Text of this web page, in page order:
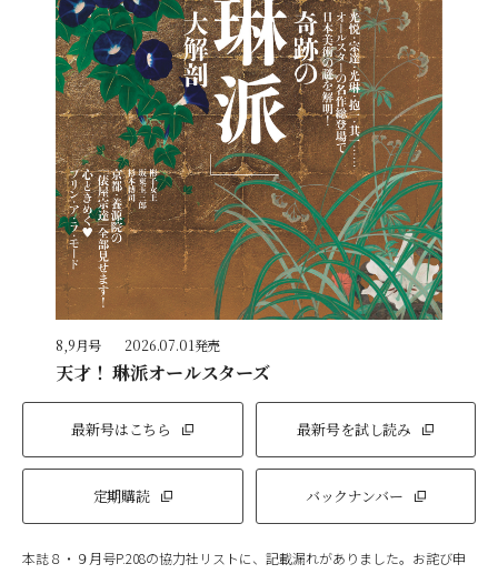
8,9月号 2026.07.01発売
天才！ 琳派オールスターズ
最新号はこちら 最新号を試し読み
定期購読 バックナンバー
本誌８・９月号P.208の協力社リストに、記載漏れがありました。お詫び申